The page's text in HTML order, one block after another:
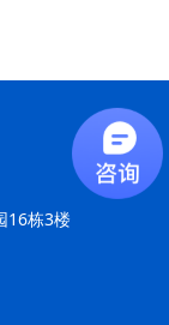
感等领域的实际
16栋3楼